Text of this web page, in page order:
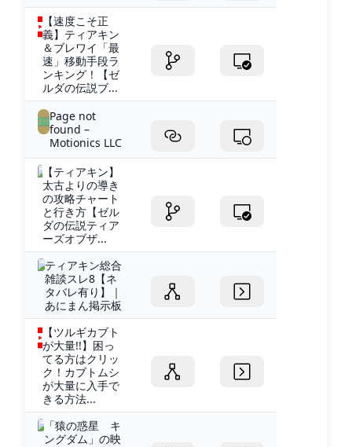
【速度こそ正
義】ティアキン
＆ブレワイ「最
速」移動手段ラ
ンキング！【ゼ
ルダの伝説ブ...
Page not
found –
Motionics LLC
【ティアキン】
太古よりの導き
の攻略チャート
と行き方【ゼル
ダの伝説ティア
ーズオブザ...
ティアキン総合
雑談スレ8【ネ
タバレ有り】｜
あにまん掲示板
【ツルギカブト
が大量!!】困っ
てる方はクリッ
ク！カブトムシ
が大量に入手で
きる方法...
「猿の惑星 キ
ングダム」の映